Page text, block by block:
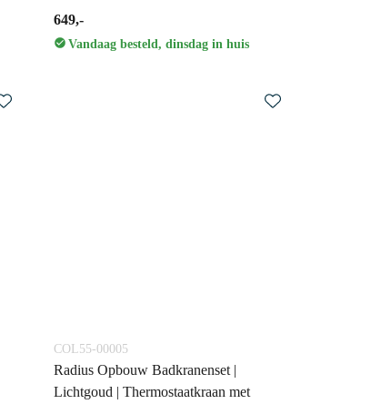
649,-
Vandaag besteld, dinsdag in huis
COL55-00005
Radius Opbouw Badkranenset |
Lichtgoud | Thermostaatkraan met